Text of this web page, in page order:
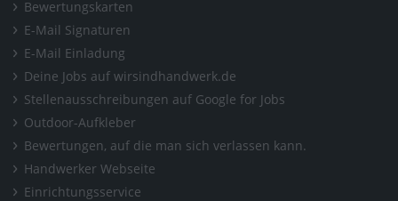
Bewertungskarten
E-Mail Signaturen
E-Mail Einladung
Deine Jobs auf wirsindhandwerk.de
Stellenausschreibungen auf Google for Jobs
Outdoor-Aufkleber
Bewertungen, auf die man sich verlassen kann.
Handwerker Webseite
Einrichtungsservice